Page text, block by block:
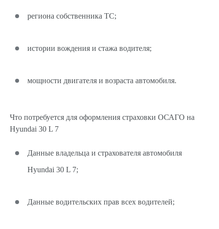
региона собственника ТС;
истории вождения и стажа водителя;
мощности двигателя и возраста автомобиля.
Что потребуется для оформления страховки ОСАГО на
Hyundai 30 L 7
Данные владельца и страхователя автомобиля
Hyundai 30 L 7;
Данные водительских прав всех водителей;